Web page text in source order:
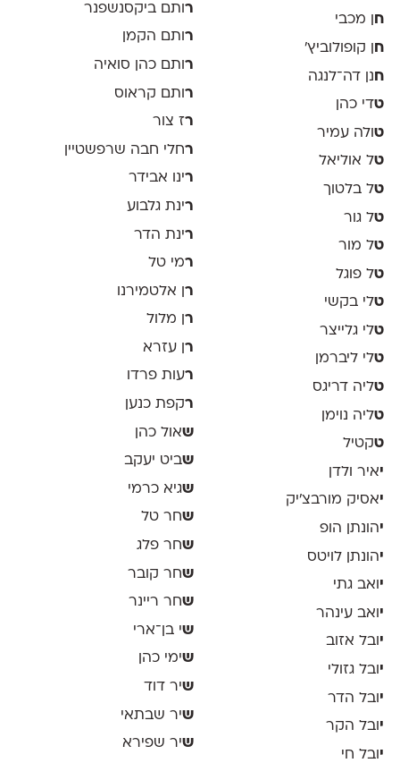
ח ן מכבי
ח
ן קופולוביץ'
חנן דה־לנגה
טדי כהן
טולה עמיר
טל אוליאל
טל בלטוך
טל גור
טל מור
טל פוגל
טלי בקשי
טלי גלייצר
טלי ליברמן
טליה דריגס
טליה נוימן
טקטיל
יאיר ולדן
יאסיק מורבצ'יק
יהונתן הופ
יהונתן לויטס
יואב גתי
י ואב עינהר
יובל אזוב
י ובל גזולי
י ובל הדר
יובל הקר
י ובל חי
ר ותם ביקסנשפנר
רותם הקמן
ר ותם כהן סואיה
רותם קראוס
רז צור
רחלי חבה שרפשטיין
רינו אבידר
רינת גלבוע
רינת הדר
רמי טל
ר ן אלטמירנו
ר ן מלול
ר ן עזרא
רעות פרדו
רקפת כנען
שאול כהן
שביט יעקב
שגיא כרמי
שחר טל
שחר פלג
שחר קובר
שחר ריינר
שי בן־ארי
שימי כהן
שיר דוד
שיר שבתאי
שיר שפירא